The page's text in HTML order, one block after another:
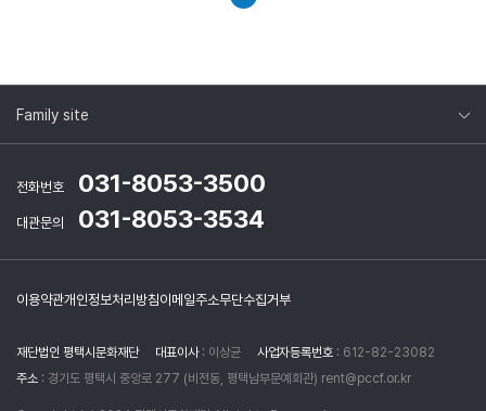
Family site
전화번호 031-8053-3500
대관문의 031-8053-3534
이용약관개인정보처리방침이메일주소무단수집거부
재단법인 평택시문화재단 대표이사 : 이상균 사업자등록번호 : 612-82-23082
주소 : 경기도 평택시 중앙로 277 (비전동, 평택남부문예회관) rent@pccf.or.kr